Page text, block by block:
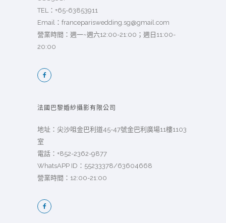
TEL： +65-63853911
Email： francepariswedding.sg@gmail.com
營業時間：週一~週六12:00-21:00；週日11:00-
20:00
法國巴黎婚紗攝影有限公司
地址：尖沙咀金巴利道45-47號金巴利廣場11樓1103
室
電話： +852-2362-9877
WhatsAPP ID：55233378/63604668
營業時間：12:00-21:00